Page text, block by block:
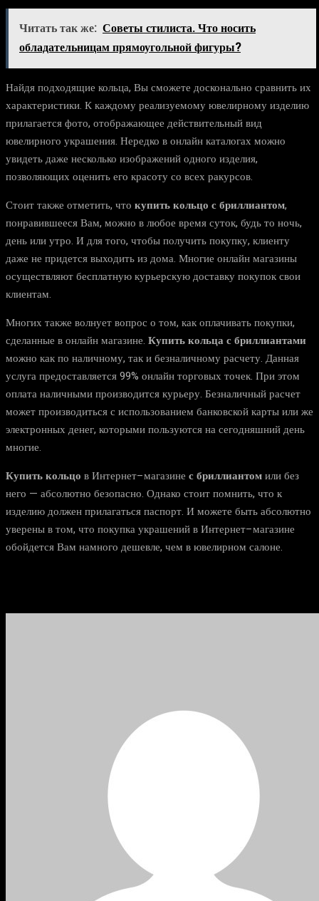
Читать так же: Советы стилиста. Что носить
обладательницам прямоугольной фигуры?
Найдя подходящие кольца, Вы сможете досконально сравнить их
характеристики. К каждому реализуемому ювелирному изделию
прилагается фото, отображающее действительный вид
ювелирного украшения. Нередко в онлайн каталогах можно
увидеть даже несколько изображений одного изделия,
позволяющих оценить его красоту со всех ракурсов.
Стоит также отметить, что купить кольцо с бриллиантом,
понравившееся Вам, можно в любое время суток, будь то ночь,
день или утро. И для того, чтобы получить покупку, клиенту
даже не придется выходить из дома. Многие онлайн магазины
осуществляют бесплатную курьерскую доставку покупок свои
клиентам.
Многих также волнует вопрос о том, как оплачивать покупки,
сделанные в онлайн магазине. Купить кольца с бриллиантами
можно как по наличному, так и безналичному расчету. Данная
услуга предоставляется 99% онлайн торговых точек. При этом
оплата наличными производится курьеру. Безналичный расчет
может производиться с использованием банковской карты или же
электронных денег, которыми пользуются на сегодняшний день
многие.
Купить кольцо в Интернет–магазине с бриллиантомили без
него — абсолютно безопасно. Однако стоит помнить, что к
изделию должен прилагаться паспорт. И можете быть абсолютно
уверены в том, что покупка украшений в Интернет–магазине
обойдется Вам намного дешевле, чем в ювелирном салоне.